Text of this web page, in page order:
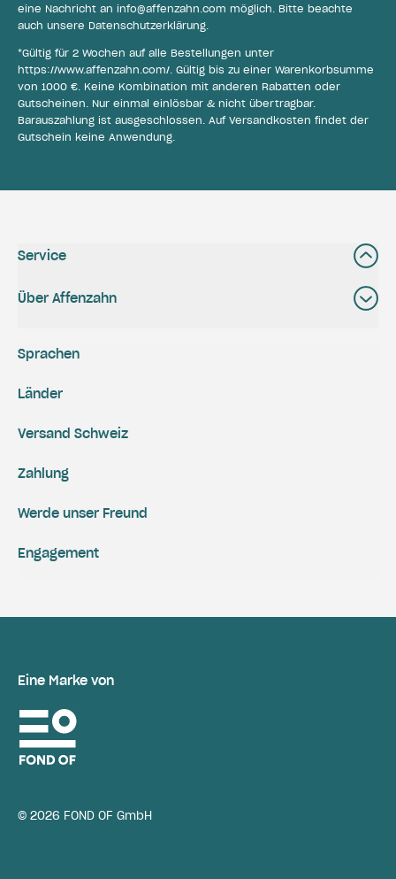
eine Nachricht an info@affenzahn.com möglich. Bitte beachte
auch unsere Datenschutzerklärung.
*Gültig für 2 Wochen auf alle Bestellungen unter
https://www.affenzahn.com/. Gültig bis zu einer Warenkorbsumme
von 1000 €. Keine Kombination mit anderen Rabatten oder
Gutscheinen. Nur einmal einlösbar & nicht übertragbar.
Barauszahlung ist ausgeschlossen. Auf Versandkosten findet der
Gutschein keine Anwendung.
Service
Über Affenzahn
Versand Schweiz
Zahlung
Engagement
Werde unser Freund
Sprachen
Länder
Eine Marke von
© 2026 FOND OF GmbH